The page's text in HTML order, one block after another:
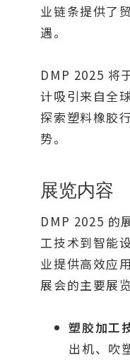
业链条提供了
遇。
DMP 2025 将
计吸引来自全
探索塑料橡胶
势。
展览内容
DMP 2025 的
工技术到智能
业提供高效应
展会的主要展
塑胶加工
出机、吹